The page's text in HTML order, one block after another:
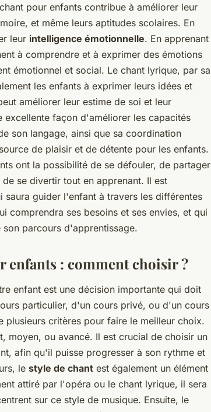
pour enfants contribue à améliorer leur
et même leurs aptitudes scolaires. En
leur intelligence émotionnelle. En apprenant
à comprendre et à exprimer des émotions
émotionnel et social. Le chant lyrique, par sa
les enfants à exprimer leurs idées et
améliorer leur estime de soi et leur
excellente façon d'améliorer les capacités
son langage, ainsi que sa coordination
de plaisir et de détente pour les enfants.
ont la possibilité de se défouler, de partager
se divertir tout en apprenant. Il est
saura guider l'enfant à travers les différentes
comprendra ses besoins et ses envies, et qui
parcours d'apprentissage.
enfants : comment choisir ?
enfant est une décision importante qui doit
particulier, d'un cours privé, ou d'un cours
critères pour faire le meilleur choix.
moyen, ou avancé. Il est crucial de choisir un
afin qu'il puisse progresser à son rythme et
le style de chant est également un élément
attiré par l'opéra ou le chant lyrique, il sera
sur ce style de musique. Ensuite, le